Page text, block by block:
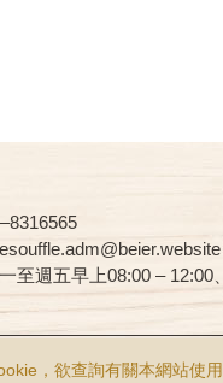
至週五早上08:00 –
All Rights Reserved. 食
，欲查詢有關本網站使